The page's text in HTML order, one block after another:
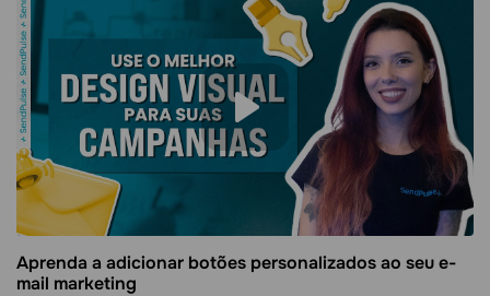
Aprenda a adicionar botões personalizados ao seu e-
mail marketing